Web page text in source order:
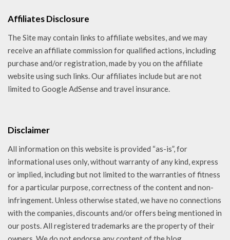
Affiliates Disclosure
The Site may contain links to affiliate websites, and we may
receive an affiliate commission for qualified actions, including
purchase and/or registration, made by you on the affiliate
website using such links. Our affiliates include but are not
limited to Google AdSense and travel insurance.
Disclaimer
All information on this website is provided “as-is”, for
informational uses only, without warranty of any kind, express
or implied, including but not limited to the warranties of fitness
for a particular purpose, correctness of the content and non-
infringement. Unless otherwise stated, we have no connections
with the companies, discounts and/or offers being mentioned in
our posts. All registered trademarks are the property of their